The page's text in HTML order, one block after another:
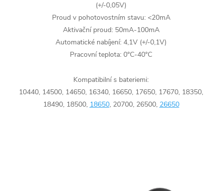
(+/-0,05V)
Proud v pohotovostním stavu: <20mA
Aktivační proud: 50mA-100mA
Automatické nabíjení: 4,1V (+/-0,1V)
Pracovní teplota: 0°C-40°C
Kompatibilní s bateriemi:
10440, 14500, 14650, 16340, 16650, 17650, 17670, 18350,
18490, 18500, 18650, 20700, 26500, 26650